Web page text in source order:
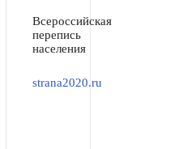
Всероссийская
перепись
населения
strana2020.ru